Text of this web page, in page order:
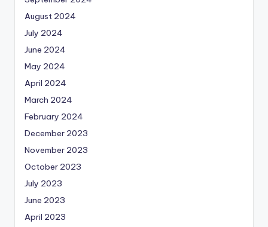
August 2024
July 2024
June 2024
May 2024
April 2024
March 2024
February 2024
December 2023
November 2023
October 2023
July 2023
June 2023
April 2023